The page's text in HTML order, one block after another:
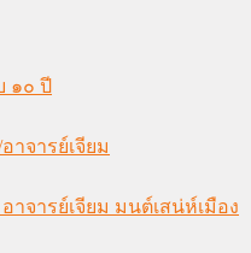
๑๐ ปี
าจารย์เจียม
จารย์เจียม มนต์เสน่ห์เมือง